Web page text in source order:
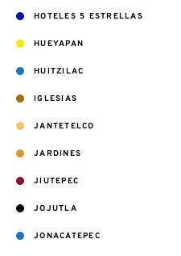
HOTELES 5 ESTRELLAS
HUEYAPAN
HUITZILAC
IGLESIAS
JANTETELCO
JARDINES
JIUTEPEC
JOJUTLA
JONACATEPEC